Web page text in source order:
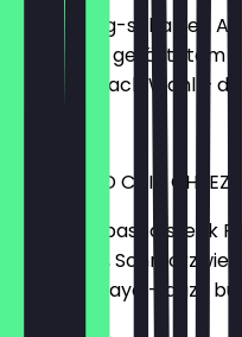
Mit fruchtig-scharfen
Misomayo, geröstetem
Hummus nach Wahl –
MEOWLTED CHILI
Mit plant-based steak
Jalapeños,
und Misomayo – dazu